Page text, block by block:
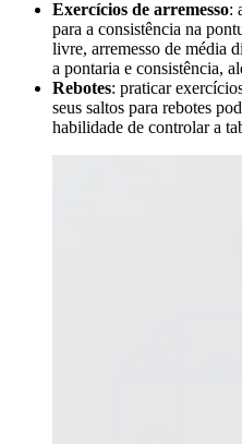
Exercícios de arremesso:
para a consistência na
livre, arremesso de média
a pontaria e consistência,
Rebotes: praticar
seus saltos para rebotes
habilidade de controlar a